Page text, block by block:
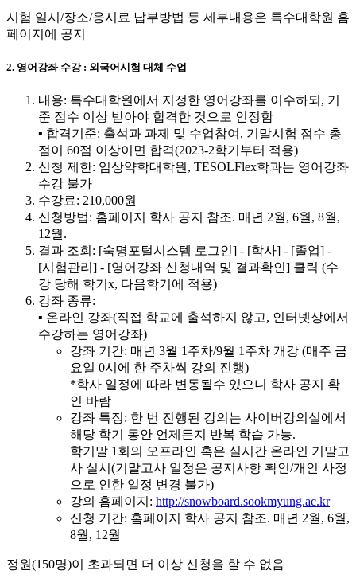
시험 일시/장소/응시료 납부방법 등 세부내용은 특수대학원 홈
페이지에 공지
2. 영어강좌 수강 : 외국어시험 대체 수업
내용: 특수대학원에서 지정한 영어강좌를 이수하되, 기
준 점수 이상 받아야 합격한 것으로 인정함
▪ 합격기준: 출석과 과제 및 수업참여, 기말시험 점수 총
점이 60점 이상이면 합격(2023-2학기부터 적용)
신청 제한: 임상약학대학원, TESOLFlex학과는 영어강좌
수강 불가
수강료: 210,000원
신청방법: 홈페이지 학사 공지 참조. 매년 2월, 6월, 8월,
12월.
결과 조회: [숙명포털시스템 로그인] - [학사] - [졸업] -
[시험관리] - [영어강좌 신청내역 및 결과확인] 클릭 (수
강 당해 학기x, 다음학기에 적용)
강좌 종류:
▪ 온라인 강좌(직접 학교에 출석하지 않고, 인터넷상에서
수강하는 영어강좌)
강좌 기간: 매년 3월 1주차/9월 1주차 개강 (매주 금
요일 0시에 한 주차씩 강의 진행)
*학사 일정에 따라 변동될수 있으니 학사 공지 확
인 바람
강좌 특징: 한 번 진행된 강의는 사이버강의실에서
해당 학기 동안 언제든지 반복 학습 가능.
학기말 1회의 오프라인 혹은 실시간 온라인 기말고
사 실시(기말고사 일정은 공지사항 확인/개인 사정
으로 인한 일정 변경 불가)
강의 홈페이지: http://snowboard.sookmyung.ac.kr
신청 기간: 홈페이지 학사 공지 참조. 매년 2월, 6월,
8월, 12월
정원(150명)이 초과되면 더 이상 신청을 할 수 없음